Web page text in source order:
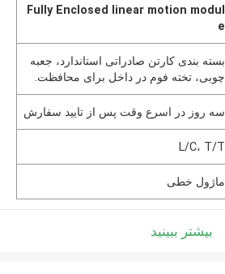
Fully Enclosed linear motion modul
e
بسته بندی کارتن صادراتی استاندارد، جعبه
چوبی، تخته فوم در داخل برای محافظت.
سه روز در اسرع وقت پس از تایید سفارش
L/C، T/T
ماژول خطی
بیشتر ببینید